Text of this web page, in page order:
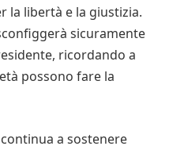
la libertà e la giustizia.
sicuramente
ricordando a
possono fare la
a sostenere